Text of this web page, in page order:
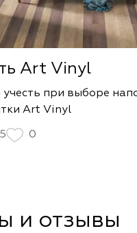
Art Vinyl
учесть при выборе
Art Vinyl
0
и отзывы